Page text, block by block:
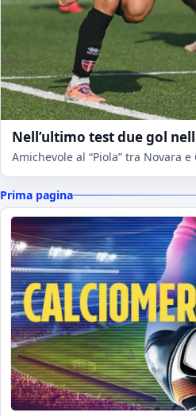
Nell’ultimo test due gol
Amichevole al “Piola” tra Novara e
Prima pagina